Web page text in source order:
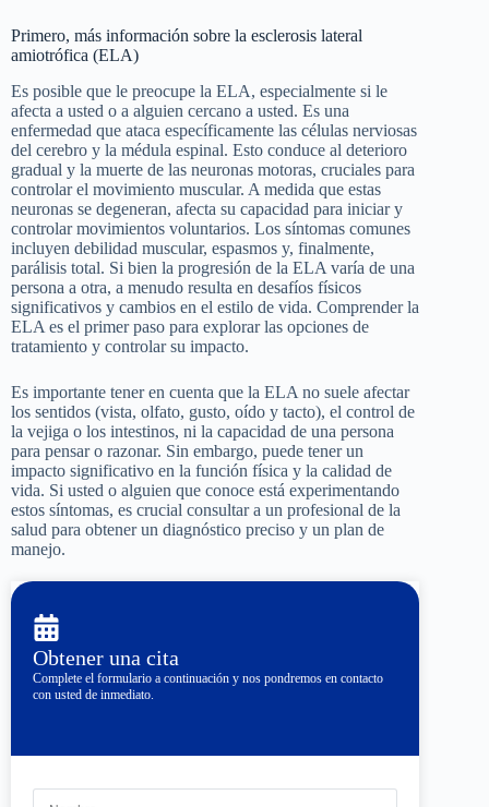
Primero, más información sobre la esclerosis lateral
amiotrófica (ELA)
Es posible que le preocupe la ELA, especialmente si le
afecta a usted o a alguien cercano a usted. Es una
enfermedad que ataca específicamente las células nerviosas
del cerebro y la médula espinal. Esto conduce al deterioro
gradual y la muerte de las neuronas motoras, cruciales para
controlar el movimiento muscular. A medida que estas
neuronas se degeneran, afecta su capacidad para iniciar y
controlar movimientos voluntarios. Los síntomas comunes
incluyen debilidad muscular, espasmos y, finalmente,
parálisis total. Si bien la progresión de la ELA varía de una
persona a otra, a menudo resulta en desafíos físicos
significativos y cambios en el estilo de vida. Comprender la
ELA es el primer paso para explorar las opciones de
tratamiento y controlar su impacto.
Es importante tener en cuenta que la ELA no suele afectar
los sentidos (vista, olfato, gusto, oído y tacto), el control de
la vejiga o los intestinos, ni la capacidad de una persona
para pensar o razonar. Sin embargo, puede tener un
impacto significativo en la función física y la calidad de
vida. Si usted o alguien que conoce está experimentando
estos síntomas, es crucial consultar a un profesional de la
salud para obtener un diagnóstico preciso y un plan de
manejo.
Obtener una cita
Complete el formulario a continuación y nos pondremos en contacto
con usted de inmediato.